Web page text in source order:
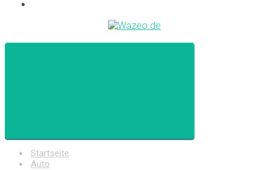
Startseite
Auto